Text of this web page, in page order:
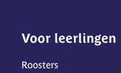
Voor leerlingen
Roosters